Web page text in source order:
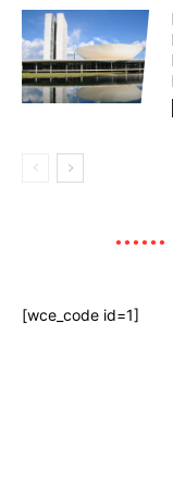
[wce_code id=1]